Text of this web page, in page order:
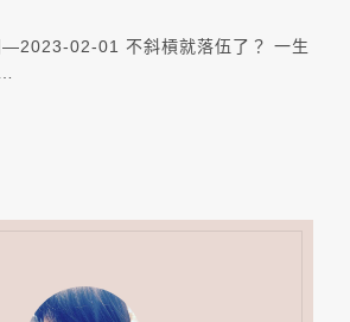
02-01 不斜槓就落伍了？ 一生